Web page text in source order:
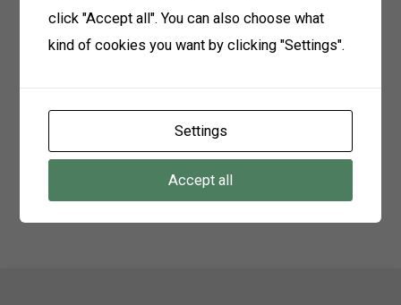
Цээж зураг
Материал хүлээн авах
2025 оны 04 дүгээр сарын 30-ны өдөр хүртэл
Холбоо барих: 91117103
Говьсүмбэр аймаг Сүмбэр сум 2-р баг
click "Accept all". You can also choose what
kind of cookies you want by clicking "Settings".
Settings
Accept all